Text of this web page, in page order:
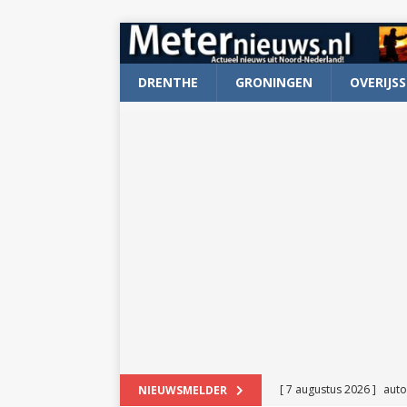
DRENTHE GRONINGEN
NIEUWSMELDER [ 7 augustus 2026 ]